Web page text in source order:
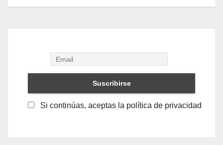
Si continúas, aceptas la política de privacidad